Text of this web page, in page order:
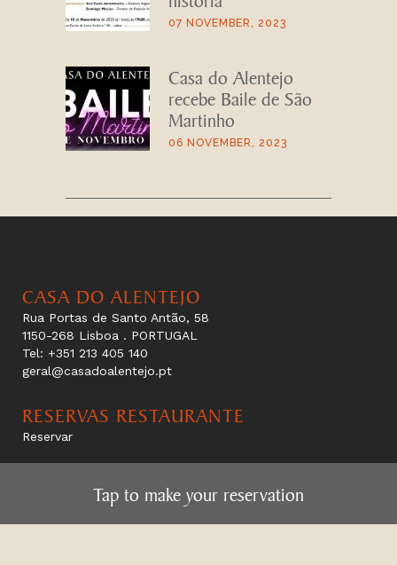
07 NOVEMBER, 2023
Casa do Alentejo
recebe Baile de São
Martinho
06 NOVEMBER, 2023
Toque aqui para fazer a sua reserva
Tap to make your reservation
CASA DO ALENTEJO
Rua Portas de Santo Antão, 58
1150-268 Lisboa . PORTUGAL
Tel: +351 213 405 140
geral@casadoalentejo.pt
RESERVAS RESTAURANTE
Reservar
Restaurante
Das 12H às 15H e 19H às 23H